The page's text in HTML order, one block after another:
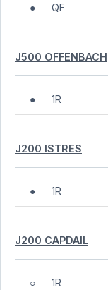
● QF
J500 OFFENBACH
● 1R
J200 ISTRES
● 1R
J200 CAPDAIL
○ 1R